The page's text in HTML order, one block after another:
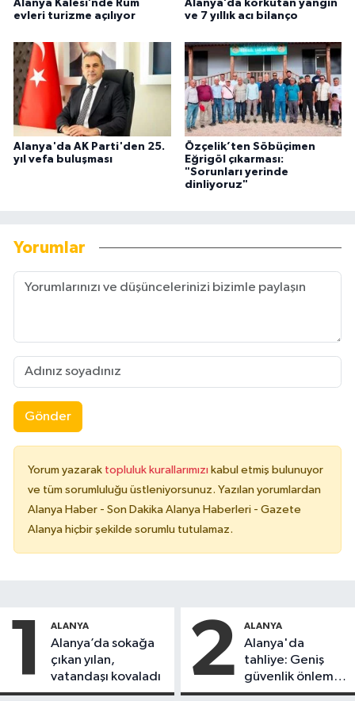
Alanya Kalesi’nde Rum
evleri turizme açılıyor
Alanya’da korkutan yangın
ve 7 yıllık acı bilanço
Alanya'da AK Parti'den 25.
yıl vefa buluşması
Özçelik’ten Söbüçimen
Eğrigöl çıkarması:
"Sorunları yerinde
dinliyoruz"
Yorumlar
Gönder
Yorum yazarak topluluk kurallarımızı kabul etmiş bulunuyor
ve tüm sorumluluğu üstleniyorsunuz. Yazılan yorumlardan
Alanya Haber - Son Dakika Alanya Haberleri - Gazete
Alanya hiçbir şekilde sorumlu tutulamaz.
1 ALANYA
Alanya’da sokağa
çıkan yılan,
vatandaşı kovaladı
2 ALANYA
Alanya'da
tahliye: Geniş
güvenlik önlemi
alındı